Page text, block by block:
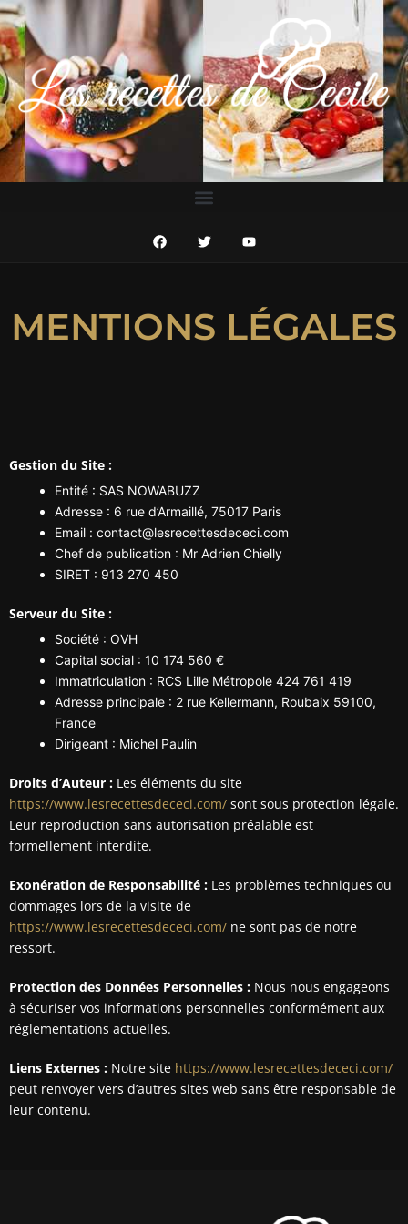
MENTIONS LÉGALES
Gestion du Site :
Entité : SAS NOWABUZZ
Adresse : 6 rue d’Armaillé, 75017 Paris
Email : contact@lesrecettesdececi.com
Chef de publication : Mr Adrien Chielly
SIRET : 913 270 450
Serveur du Site :
Société : OVH
Capital social : 10 174 560 €
Immatriculation : RCS Lille Métropole 424 761 419
Adresse principale : 2 rue Kellermann, Roubaix 59100,
France
Dirigeant : Michel Paulin
Droits d’Auteur : Les éléments du site
https://www.lesrecettesdececi.com/ sont sous protection légale.
Leur reproduction sans autorisation préalable est
formellement interdite.
Exonération de Responsabilité : Les problèmes techniques ou
dommages lors de la visite de
https://www.lesrecettesdececi.com/ ne sont pas de notre
ressort.
Protection des Données Personnelles : Nous nous engageons
à sécuriser vos informations personnelles conformément aux
réglementations actuelles.
Liens Externes : Notre site https://www.lesrecettesdececi.com/
peut renvoyer vers d’autres sites web sans être responsable de
leur contenu.